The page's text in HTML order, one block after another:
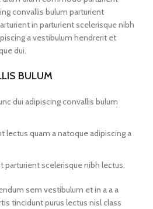
convallis bulum parturient
in parturient scelerisque nibh
a vestibulum hendrerit et
dui.
BULUM
dui adipiscing convallis bulum
lectus quam a natoque adipiscing a
parturient scelerisque nibh lectus.
sem vestibulum et in a a a
tincidunt purus lectus nisl class